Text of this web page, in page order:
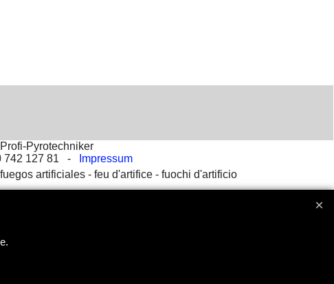
Pyrotechniker
742 127 81 -
Impressum
fuegos artificiales - feu d'artifice - fuochi d'artificio